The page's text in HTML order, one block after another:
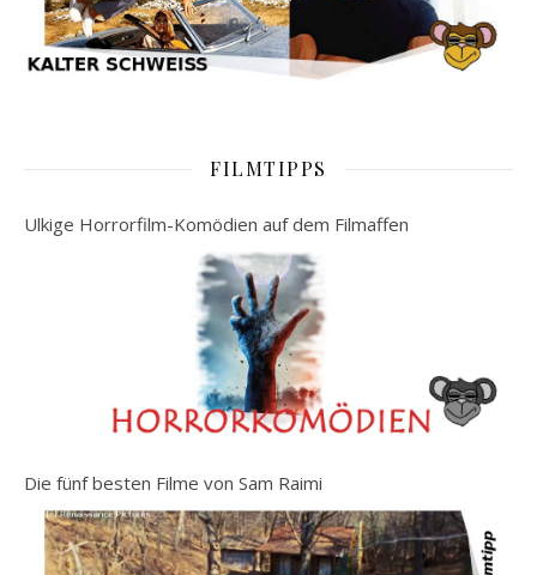
FILMTIPPS
Ulkige Horrorfilm-Komödien auf dem Filmaffen
Die fünf besten Filme von Sam Raimi